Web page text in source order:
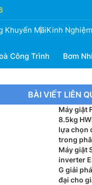
Khuyến MãiKinh
Công Trình Bơm
BÀI VIẾT LIÊN
Máy giặt
8.5kg
lựa chọn
trong
thông
nay
Máy giặt
inverter
G giải
đại cho